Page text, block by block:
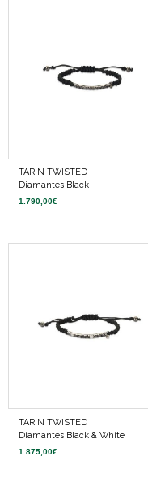
TARIN TWISTED
Diamantes Black
1.790,00€
TARIN TWISTED
Diamantes Black & White
1.875,00€